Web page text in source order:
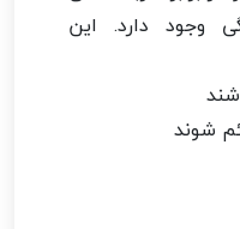
وجود دارد. این
شوند